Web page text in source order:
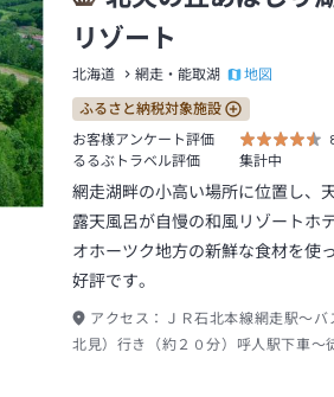
リゾート
北海道 網走・能取湖 地図
ふるさと納税対象施設
お客様アンケート評価
るるぶトラベル評価
集計中
網走湖畔の小高い場所に位置し、
露天風呂が自慢の和風リゾートホ
オホーツク地方の新鮮な食材を使
好評です。
アクセス：
ＪＲ石北本線網走駅～バ
北見）行き（約２０分）呼人駅下車～